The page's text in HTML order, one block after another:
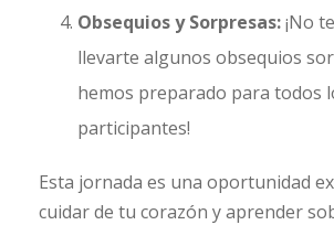
Obsequios y Sorpresas:¡No
llevarte algunos obsequios
hemos preparado para todos
participantes!
Esta jornada es una oportunidad
cuidar de tu corazón y aprender